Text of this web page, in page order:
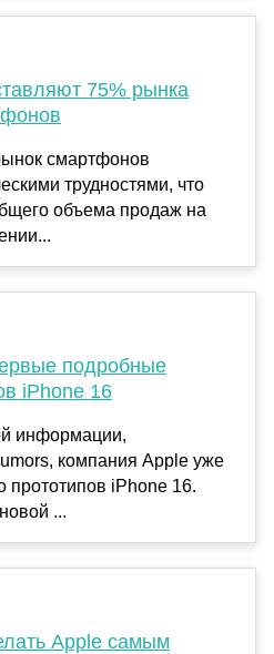
75% рынка
смартфонов
трудностями, что
объема продаж на
подробные
iPhone 16
информации,
компания Apple уже
прототипов iPhone 16.
...
Apple самым